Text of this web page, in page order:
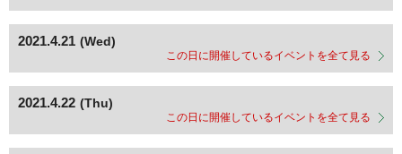
2021.4.21 (Wed)
この日に開催しているイベントを全て見る
2021.4.22 (Thu)
この日に開催しているイベントを全て見る